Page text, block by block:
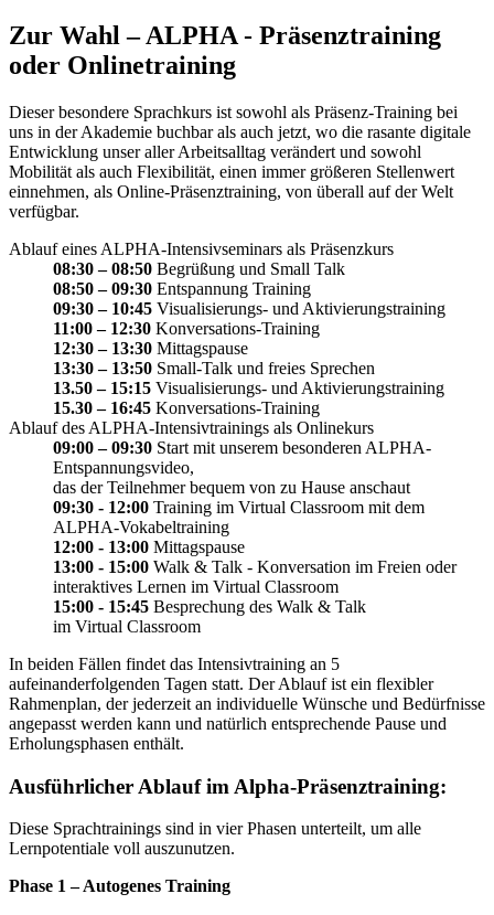
Zur Wahl – ALPHA - Präsenztraining
oder Onlinetraining
Dieser besondere Sprachkurs ist sowohl als Präsenz-Training bei
uns in der Akademie buchbar als auch jetzt, wo die rasante digitale
Entwicklung unser aller Arbeitsalltag verändert und sowohl
Mobilität als auch Flexibilität, einen immer größeren Stellenwert
einnehmen, als Online-Präsenztraining, von überall auf der Welt
verfügbar.
Ablauf eines ALPHA-Intensivseminars als Präsenzkurs
08:30 – 08:50 Begrüßung und Small Talk
08:50 – 09:30 Entspannung Training
09:30 – 10:45 Visualisierungs- und Aktivierungstraining
11:00 – 12:30 Konversations-Training
12:30 – 13:30 Mittagspause
13:30 – 13:50 Small-Talk und freies Sprechen
13.50 – 15:15 Visualisierungs- und Aktivierungstraining
15.30 – 16:45 Konversations-Training
Ablauf des ALPHA-Intensivtrainings als Onlinekurs
09:00 – 09:30 Start mit unserem besonderen ALPHA-
Entspannungsvideo,
das der Teilnehmer bequem von zu Hause anschaut
09:30 - 12:00 Training im Virtual Classroom mit dem
ALPHA-Vokabeltraining
12:00 - 13:00 Mittagspause
13:00 - 15:00 Walk & Talk - Konversation im Freien oder
interaktives Lernen im Virtual Classroom
15:00 - 15:45 Besprechung des Walk & Talk
im Virtual Classroom
In beiden Fällen findet das Intensivtraining an 5
aufeinanderfolgenden Tagen statt. Der Ablauf ist ein flexibler
Rahmenplan, der jederzeit an individuelle Wünsche und Bedürfnisse
angepasst werden kann und natürlich entsprechende Pause und
Erholungsphasen enthält.
Ausführlicher Ablauf im Alpha-Präsenztraining:
Diese Sprachtrainings sind in vier Phasen unterteilt, um alle
Lernpotentiale voll auszunutzen.
Phase 1 – Autogenes Training